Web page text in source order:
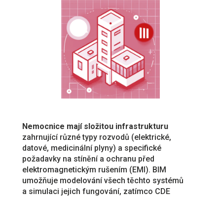
Nemocnice mají složitou infrastrukturu
zahrnující různé typy rozvodů (elektrické,
datové, medicinální plyny) a specifické
požadavky na stínění a ochranu před
elektromagnetickým rušením (EMI). BIM
umožňuje modelování všech těchto systémů
a simulaci jejich fungování, zatímco CDE